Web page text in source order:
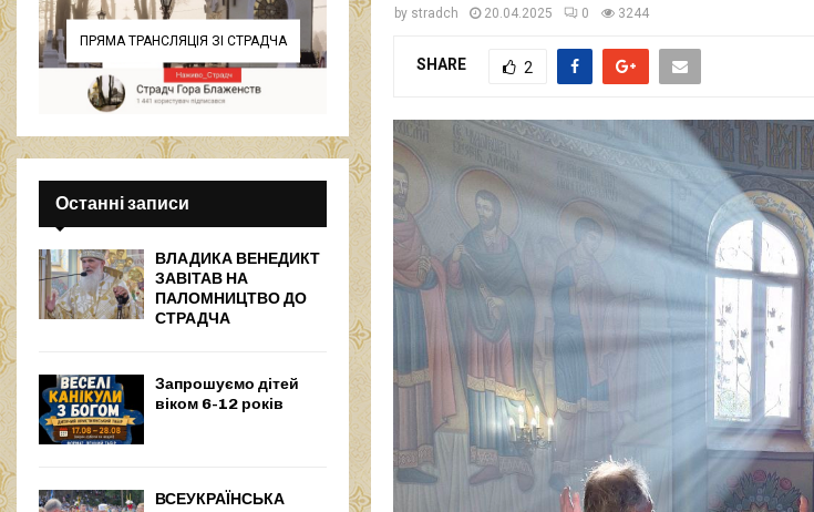
by stradch 20.04.2025 0 3244
SHARE 2
ПРЯМА ТРАНСЛЯЦІЯ ЗІ СТРАДЧА
Останні записи
ВЛАДИКА ВЕНЕДИКТ
ЗАВІТАВ НА
ПАЛОМНИЦТВО ДО
СТРАДЧА
Запрошуємо дітей
віком 6-12 років
ВСЕУКРАЇНСЬКА